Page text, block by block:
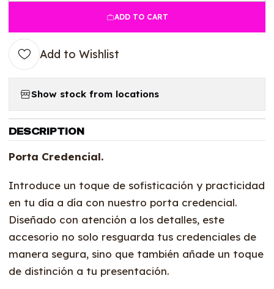
ADD TO CART
Add to Wishlist
Show stock from locations
DESCRIPTION
Porta Credencial.
Introduce un toque de sofisticación y practicidad
en tu día a día con nuestro porta credencial.
Diseñado con atención a los detalles, este
accesorio no solo resguarda tus credenciales de
manera segura, sino que también añade un toque
de distinción a tu presentación.